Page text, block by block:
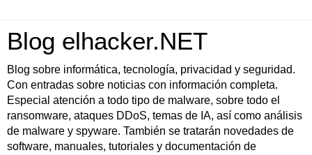
Blog elhacker.NET
Blog sobre informática, tecnología, privacidad y seguridad.
Con entradas sobre noticias con información completa.
Especial atención a todo tipo de malware, sobre todo el
ransomware, ataques DDoS, temas de IA, así como análisis
de malware y spyware. También se tratarán novedades de
software, manuales, tutoriales y documentación de